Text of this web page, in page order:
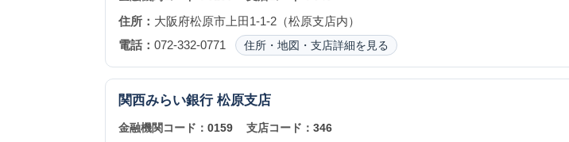
住所： 大阪府松原市上田1-1-2（松原支店内）
電話： 072-332-0771 住所・地図・支店詳細を見る
関西みらい銀行 松原支店
金融機関コード： 0159 支店コード： 346